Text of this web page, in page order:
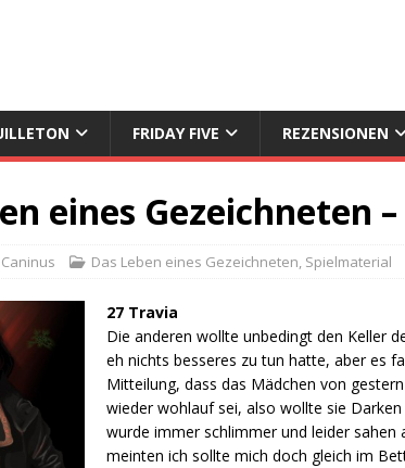
FRIDAY FIVE REZENSIONEN
eines Gezeichneten
Caninus Das Leben eines Gezeichneten, Spielmaterial
27 Travia
Die anderen wollte unbedingt den Keller
eh nichts besseres zu tun hatte, aber es
Mitteilung, dass das Mädchen von
wieder wohlauf sei, also wollte sie
wurde immer schlimmer und leider sahen
meinten ich sollte mich doch gleich im